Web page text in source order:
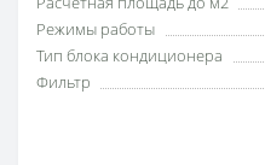
Режимы работы
Тип блока кондиционера
Фильтр